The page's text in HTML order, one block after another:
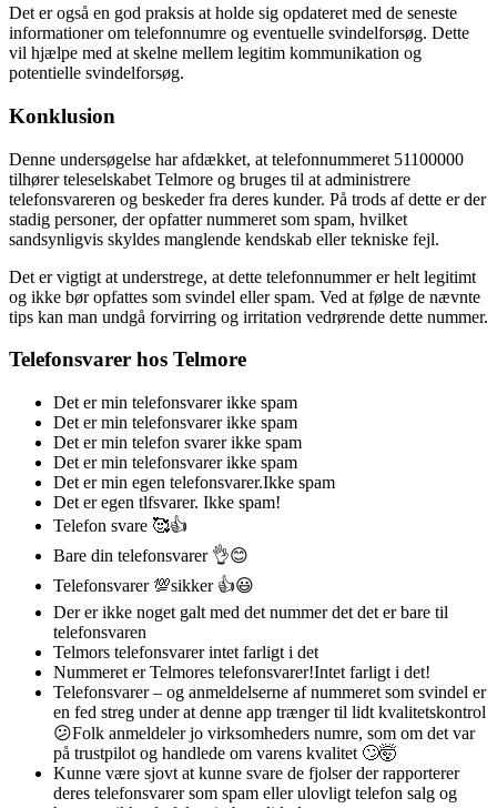
Det er også en god praksis at holde sig opdateret med de seneste
informationer om telefonnumre og eventuelle svindelforsøg. Dette
vil hjælpe med at skelne mellem legitim kommunikation og
potentielle svindelforsøg.
Konklusion
Denne undersøgelse har afdækket, at telefonnummeret 51100000
tilhører teleselskabet Telmore og bruges til at administrere
telefonsvareren og beskeder fra deres kunder. På trods af dette er der
stadig personer, der opfatter nummeret som spam, hvilket
sandsynligvis skyldes manglende kendskab eller tekniske fejl.
Det er vigtigt at understrege, at dette telefonnummer er helt legitimt
og ikke bør opfattes som svindel eller spam. Ved at følge de nævnte
tips kan man undgå forvirring og irritation vedrørende dette nummer.
Telefonsvarer hos Telmore
Det er min telefonsvarer ikke spam
Det er min telefonsvarer ikke spam
Det er min telefon svarer ikke spam
Det er min telefonsvarer ikke spam
Det er min egen telefonsvarer.Ikke spam
Det er egen tlfsvarer. Ikke spam!
Telefon svare 🥰👍
Bare din telefonsvarer 👌😊
Telefonsvarer 💯sikker 👍😃
Der er ikke noget galt med det nummer det det er bare til
telefonsvaren
Telmors telefonsvarer intet farligt i det
Nummeret er Telmores telefonsvarer!Intet farligt i det!
Telefonsvarer – og anmeldelserne af nummeret som svindel er
en fed streg under at denne app trænger til lidt kvalitetskontrol
😕Folk anmeldeler jo virksomheders numre, som om det var
på trustpilot og handlede om varens kvalitet 🙄🤯
Kunne være sjovt at kunne svare de fjolser der rapporterer
deres telefonsvarer som spam eller ulovligt telefon salg og